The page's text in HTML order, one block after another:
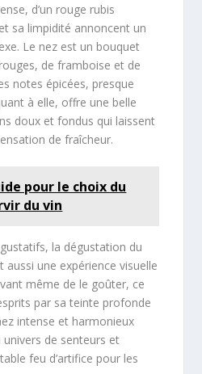
d’un rouge rubis
sa limpidité annoncent un
Le nez est un bouquet
de framboise et de
notes épicées, presque
à elle, offre une belle
doux et fondus qui laissent
de fraîcheur.
pour le choix du
du vin
la dégustation du
aussi une expérience visuelle
même de le goûter, ce
par sa teinte profonde
intense et harmonieux
de senteurs et
feu d’artifice pour les